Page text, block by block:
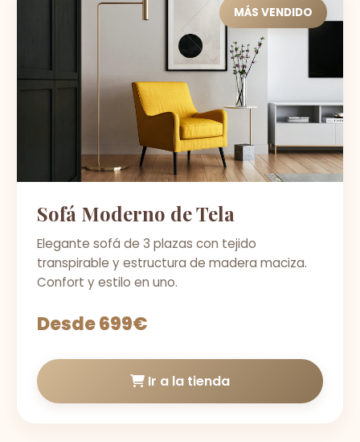
MÁS VENDIDO
Sofá Moderno de Tela
Elegante sofá de 3 plazas con tejido
transpirable y estructura de madera maciza.
Confort y estilo en uno.
Desde 699€
Ir a la tienda